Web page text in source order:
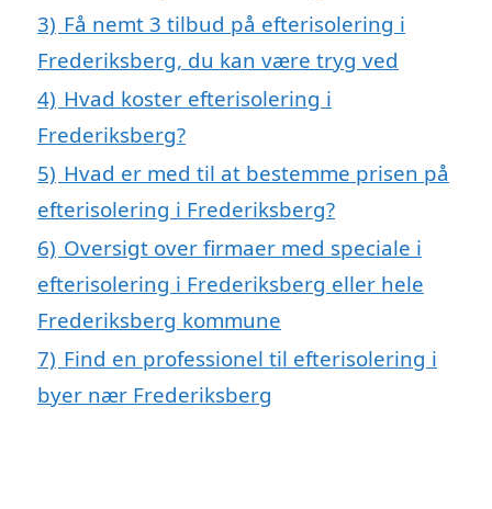
3) Få nemt 3 tilbud på efterisolering i
Frederiksberg, du kan være tryg ved
4) Hvad koster efterisolering i
Frederiksberg?
5) Hvad er med til at bestemme prisen på
efterisolering i Frederiksberg?
6) Oversigt over firmaer med speciale i
efterisolering i Frederiksberg eller hele
Frederiksberg kommune
7) Find en professionel til efterisolering i
byer nær Frederiksberg